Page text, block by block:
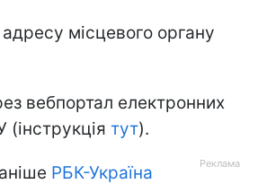
місцевого органу
вебпортал електронних
тут).
РБК-Україна